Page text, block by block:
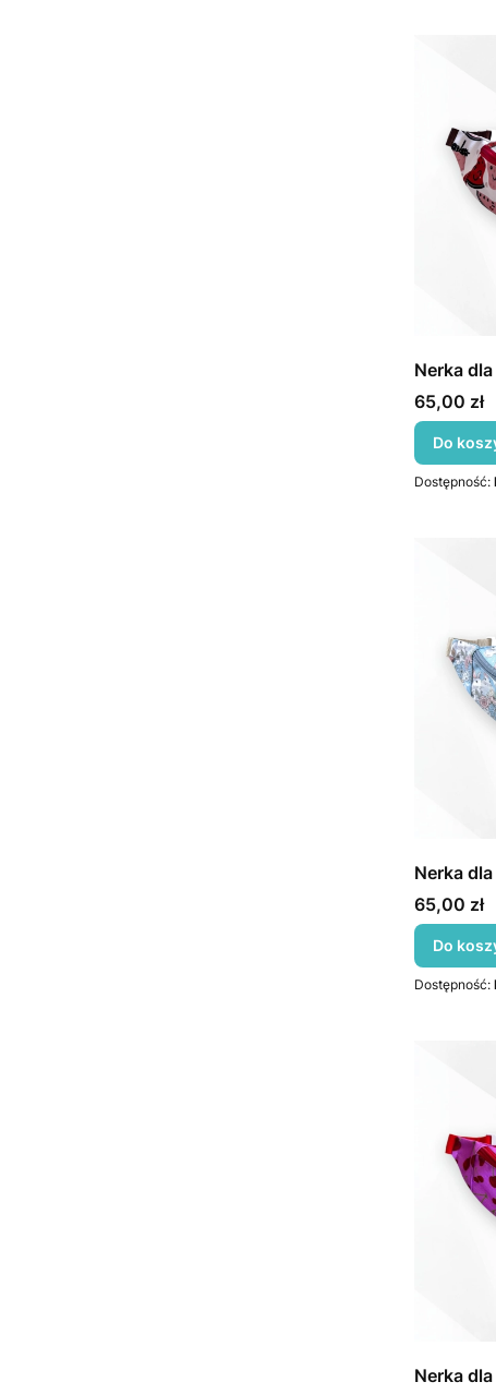
Nerka
Cena
65,00 zł
Do
Dostępność:
Nerka
Cena
65,00 zł
Do
Dostępność:
Nerka